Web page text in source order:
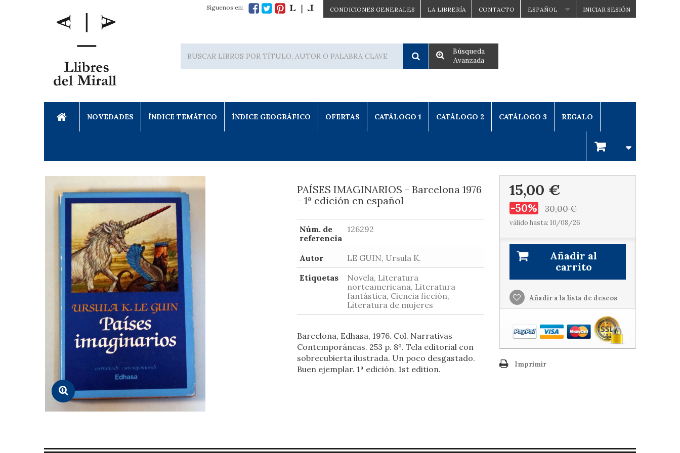
INICIAR SESIÓN
ESPAÑOL
CONTACTO
LA LIBRERÍA
CONDICIONES GENERALES
Síguenos en:
Búsqueda
Avanzada
NOVEDADES ÍNDICE TEMÁTICO ÍNDICE GEOGRÁFICO OFERTAS CATÁLOGO 1 CATÁLOGO 2 CATÁLOGO 3 REGALO
PAÍSES IMAGINARIOS - Barcelona 1976
- 1ª edición en español
Núm. de
referencia
126292
Autor
LE GUIN, Ursula K.
Etiquetas
Novela, Literatura
norteamericana, Literatura
fantástica, Ciencia ficción,
Literatura de mujeres
Barcelona, Edhasa, 1976. Col. Narrativas
Contemporáneas. 253 p. 8º. Tela editorial con
sobrecubierta ilustrada. Un poco desgastado.
Buen ejemplar. 1ª edición. 1st edition.
15,00 €
-50% 30,00 €
válido hasta: 10/08/26
Añadir al
carrito
Añadir a la lista de deseos
Imprimir